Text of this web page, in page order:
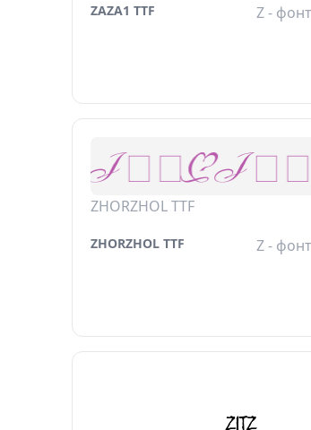
ZAZA1 TTF Z -
ZHORZHOL TTF
ZHORZHOL TTF Z -